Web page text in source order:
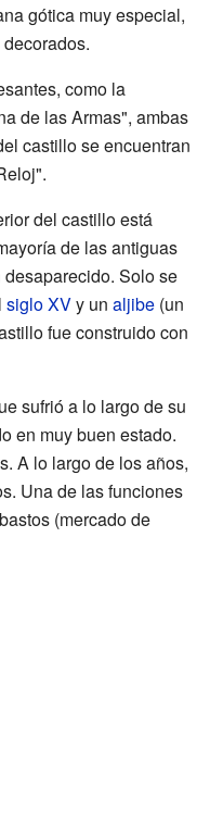
gótica muy especial,
como la
de las Armas", ambas
castillo se encuentran
del castillo está
de las antiguas
Solo se
siglo XVy un aljibe (un
fue construido con
sufrió a lo largo de su
en muy buen estado.
A lo largo de los años,
Una de las funciones
(mercado de